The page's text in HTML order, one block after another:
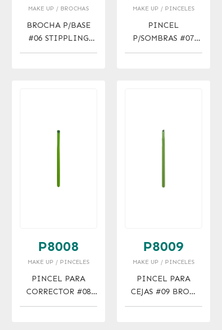
MAKE UP / BROCHAS
BROCHA P/BASE
#06 STIPPLING
BRUSH
MAKE UP / PINCELES
PINCEL
P/SOMBRAS #07
EYESHADOW
P8008
MAKE UP / PINCELES
PINCEL PARA
CORRECTOR #08
CONCEALER BRUSH
P8009
MAKE UP / PINCELES
PINCEL PARA
CEJAS #09 BROW
BRUSH